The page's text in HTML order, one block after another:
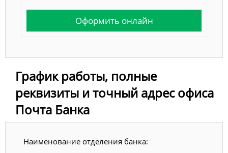
Оформить онлайн
График работы, полные
реквизиты и точный адрес офиса
Почта Банка
Наименование отделения банка: